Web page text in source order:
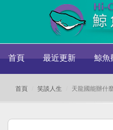
首頁 最近更新 鯨魚
首頁 笑談人生 天龍國能辦什